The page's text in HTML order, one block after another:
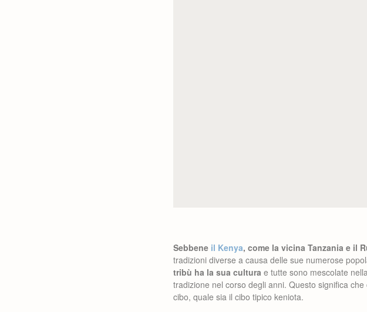
Sebbene il Kenya, come la vicina Tanzania e il
tradizioni diverse a causa delle sue numerose
tribù ha la sua cultura e tutte sono mescolate
tradizione nel corso degli anni. Questo significa
cibo, quale sia il cibo tipico keniota.